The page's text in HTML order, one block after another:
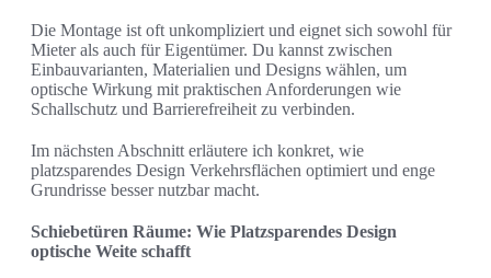
Die Montage ist oft unkompliziert und eignet sich sowohl für
Mieter als auch für Eigentümer. Du kannst zwischen
Einbauvarianten, Materialien und Designs wählen, um
optische Wirkung mit praktischen Anforderungen wie
Schallschutz und Barrierefreiheit zu verbinden.
Im nächsten Abschnitt erläutere ich konkret, wie
platzsparendes Design Verkehrsflächen optimiert und enge
Grundrisse besser nutzbar macht.
Schiebetüren Räume: Wie Platzsparendes Design
optische Weite schafft